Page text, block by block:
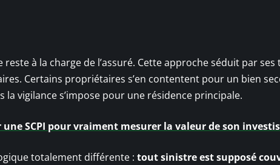
à la charge de l’assuré. Cette approche séduit par
Certains propriétaires s’en contentent pour un bien
la vigilance s’impose pour une résidence principale.
une SCPI pour vraiment mesurer la valeur de son
totalement différente : tout sinistre est supposé